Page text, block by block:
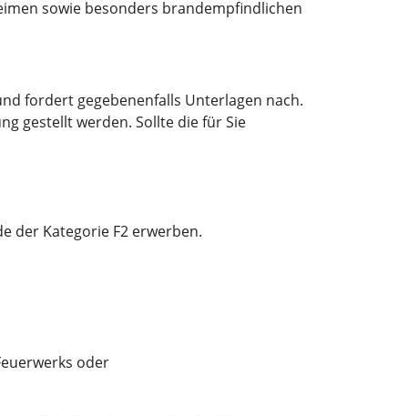
sowie besonders brandempfindlichen
fordert gegebenenfalls Unterlagen nach.
gestellt werden. Sollte die für Sie
der Kategorie F2 erwerben.
oder